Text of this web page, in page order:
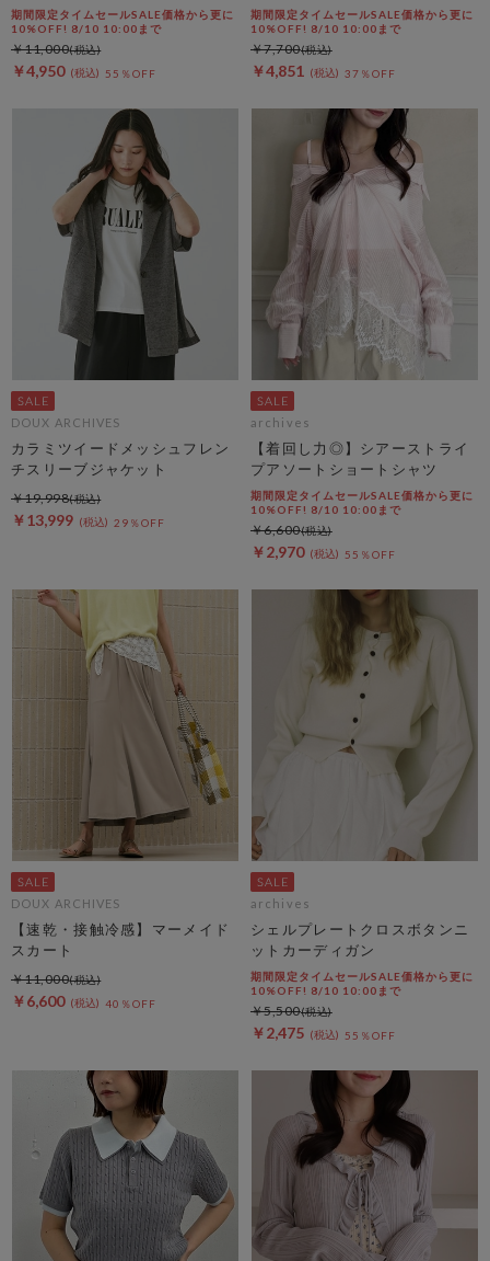
期間限定タイムセールSALE価格から更に
10%OFF! 8/10 10:00まで
￥4,950 55％OFF
￥11,000
期間限定タイムセールSALE価格から更に
10%OFF! 8/10 10:00まで
￥4,851 37％OFF
￥7,700
DOUX ARCHIVES
カラミツイードメッシュフレン
チスリーブジャケット
￥13,999 29％OFF
￥19,998
archives
【着回し力◎】シアーストライ
プアソートショートシャツ
期間限定タイムセールSALE価格から更に
10%OFF! 8/10 10:00まで
￥2,970 55％OFF
￥6,600
DOUX ARCHIVES
【速乾・接触冷感】マーメイド
スカート
￥6,600 40％OFF
￥11,000
archives
シェルプレートクロスボタンニ
ットカーディガン
期間限定タイムセールSALE価格から更に
10%OFF! 8/10 10:00まで
￥2,475 55％OFF
￥5,500